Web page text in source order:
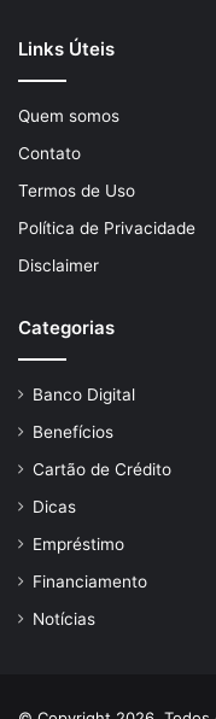
Links Úteis
Quem somos
Contato
Termos de Uso
Política de Privacidade
Disclaimer
Categorias
Banco Digital
Benefícios
Cartão de Crédito
Dicas
Empréstimo
Financiamento
Notícias